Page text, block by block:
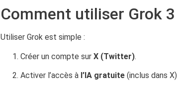
Comment utiliser Grok
Utiliser Grok est simple :
Créer un compte surX (Twitter).
Activer l’accès à l’IA gratuite (inclus dans